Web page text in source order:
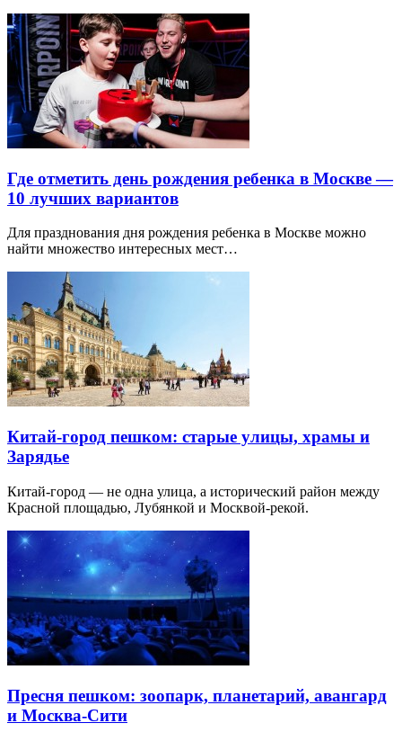
Где отметить день рождения ребенка в Москве —
10 лучших вариантов
Для празднования дня рождения ребенка в Москве можно
найти множество интересных мест…
Китай-город пешком: старые улицы, храмы и
Зарядье
Китай-город — не одна улица, а исторический район между
Красной площадью, Лубянкой и Москвой-рекой.
Пресня пешком: зоопарк, планетарий, авангард
и Москва-Сити